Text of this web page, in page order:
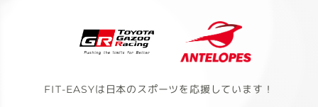
FIT-EASYは日本のスポーツを応援しています！